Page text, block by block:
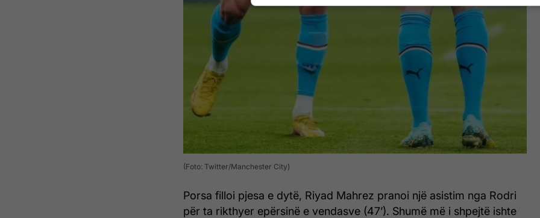
(Foto: Twitter/Manchester City)
Porsa filloi pjesa e dytë, Riyad Mahrez pranoi një asistim nga Rodri
për ta rikthyer epërsinë e vendasve (47’). Shumë më i shpejtë ishte